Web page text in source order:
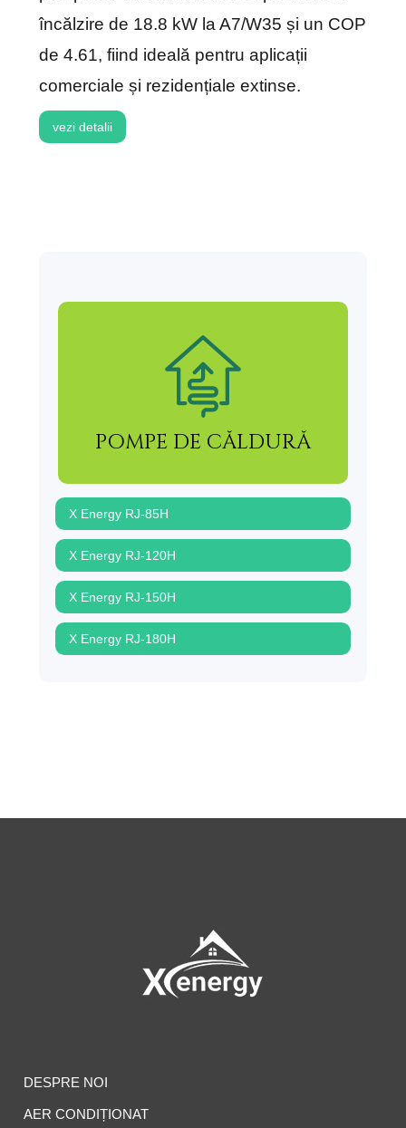
încălzire de 18.8 kW la A7/W35 și un COP
de 4.61, fiind ideală pentru aplicații
comerciale și rezidențiale extinse.
vezi detalii
POMPE DE CĂLDURĂ
X Energy RJ-85H
X Energy RJ-120H
X Energy RJ-150H
X Energy RJ-180H
DESPRE NOI
AER CONDIȚIONAT